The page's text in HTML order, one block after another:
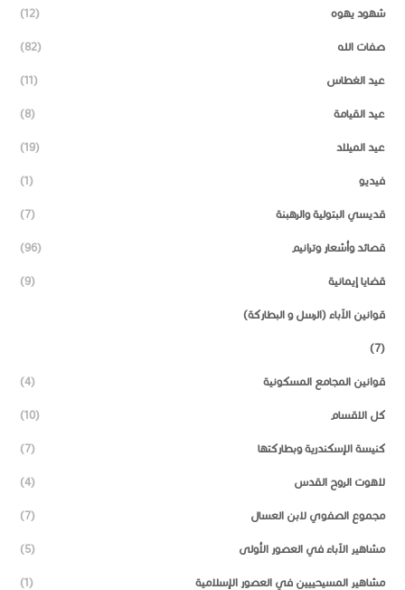
شهود يهوه (12)
صفات الله (82)
عيد الغطاس (11)
عيد القيامة (8)
عيد الميلاد (19)
فيديو (1)
قديسي البتولية والرهبنة (7)
قصائد وأشعار وترانيم (96)
قضايا إيمانية (9)
قوانين الآباء (الرسل و البطاركة)
(7)
قوانين المجامع المسكونية (4)
كل الاقسام (10)
كنيسة الإسكندرية وبطاركتها (7)
لاهوت الروح القدس (4)
مجموع الصفوي لابن العسال (7)
مشاهير الآباء في العصور الأولى (5)
مشاهير المسيحييين في العصور الإسلامية (1)